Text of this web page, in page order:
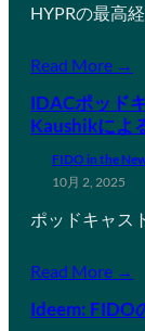
HYPRの最高
Read More →
IDACポッド
Kaushikによ
FIDO in the
10月 2, 2025
ポッドキャス
Read More →
Ideem: FIDO